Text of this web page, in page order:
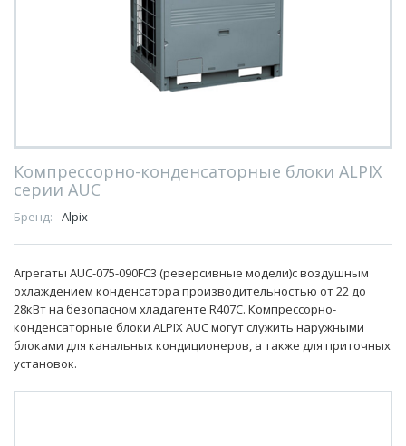
Компрессорно-конденсаторные блоки ALPIX
серии AUC
Бренд: Alpix
Агрегаты AUC-075-090FC3 (реверсивные модели)с воздушным
охлаждением конденсатора производительностью от 22 до
28кВт на безопасном хладагенте R407С. Компрессорно-
конденсаторные блоки ALPIX AUC могут служить наружными
блоками для канальных кондиционеров, а также для приточных
установок.